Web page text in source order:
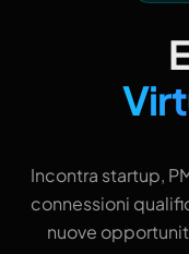
Incontra startup,
connessioni
nuove